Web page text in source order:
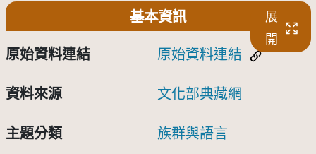
基本資訊
展
開
原始資料連結 原始資料連結
資料來源 文化部典藏網
主題分類 族群與語言